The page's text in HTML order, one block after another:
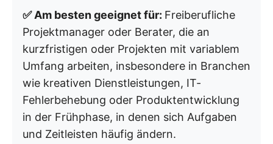
✅ Am besten geeignet für: Freiberufliche
Projektmanager oder Berater, die an
kurzfristigen oder Projekten mit variablem
Umfang arbeiten, insbesondere in Branchen
wie kreativen Dienstleistungen, IT-
Fehlerbehebung oder Produktentwicklung
in der Frühphase, in denen sich Aufgaben
und Zeitleisten häufig ändern.